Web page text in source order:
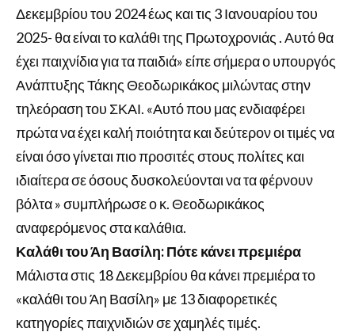
Δεκεμβρίου του 2024 έως και τις 3 Ιανουαρίου του
2025- θα είναι το καλάθι της Πρωτοχρονιάς . Αυτό θα
έχει παιχνίδια για τα παιδιά» είπε σήμερα ο υπουργός
Ανάπτυξης Τάκης Θεοδωρικάκος μιλώντας στην
τηλεόραση του ΣΚΑΙ. «Αυτό που μας ενδιαφέρει
πρώτα να έχει καλή ποιότητα και δεύτερον οι τιμές να
είναι όσο γίνεται πιο προσιτές στους πολίτες και
ιδιαίτερα σε όσους δυσκολεύονται να τα φέρνουν
βόλτα » συμπλήρωσε ο κ. Θεοδωρικάκος
αναφερόμενος στα καλάθια.
Καλάθι του Άη Βασίλη: Πότε κάνει πρεμιέρα
Μάλιστα στις 18 Δεκεμβρίου θα κάνει πρεμιέρα το
«καλάθι του Άη Βασίλη» με 13 διαφορετικές
κατηγορίες παιχνιδιών σε χαμηλές τιμές.